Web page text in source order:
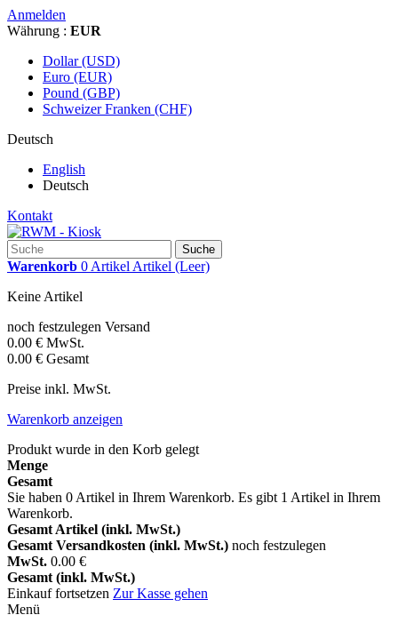
Anmelden
Währung : EUR
Dollar (USD)
Euro (EUR)
Pound (GBP)
Schweizer Franken (CHF)
Deutsch
English
Deutsch
Kontakt
Suche
Warenkorb 0 Artikel Artikel (Leer)
Keine Artikel
noch festzulegen Versand
0.00 € MwSt.
0.00 € Gesamt
Preise inkl. MwSt.
Warenkorb anzeigen
Produkt wurde in den Korb gelegt
Menge
Gesamt
Sie haben 0 Artikel in Ihrem Warenkorb. Es gibt 1 Artikel in Ihrem
Warenkorb.
Gesamt Artikel (inkl. MwSt.)
Gesamt Versandkosten (inkl. MwSt.) noch festzulegen
MwSt. 0.00 €
Gesamt (inkl. MwSt.)
Einkauf fortsetzen Zur Kasse gehen
Menü